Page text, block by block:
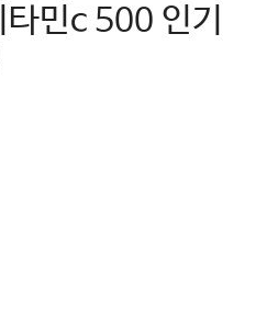
민c 500 인기